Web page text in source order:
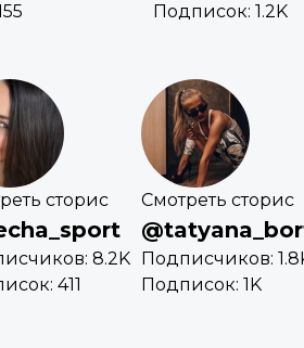
Подписок: 1.2K
сторис
8.2K
411
Смотреть сторис
Подписчиков:
Подписок: 1K